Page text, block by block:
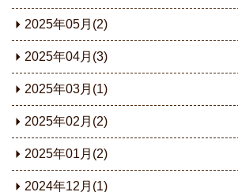
2025年05月(2)
2025年04月(3)
2025年03月(1)
2025年02月(2)
2025年01月(2)
2024年12月(1)